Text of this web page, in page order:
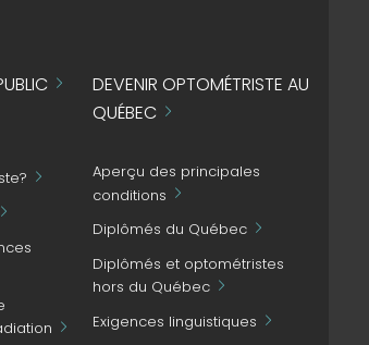
DEVENIR OPTOMÉTRISTE AU
QUÉBEC
Aperçu des principales
conditions
Diplômés du Québec
Diplômés et optométristes
hors du Québec
Exigences linguistiques